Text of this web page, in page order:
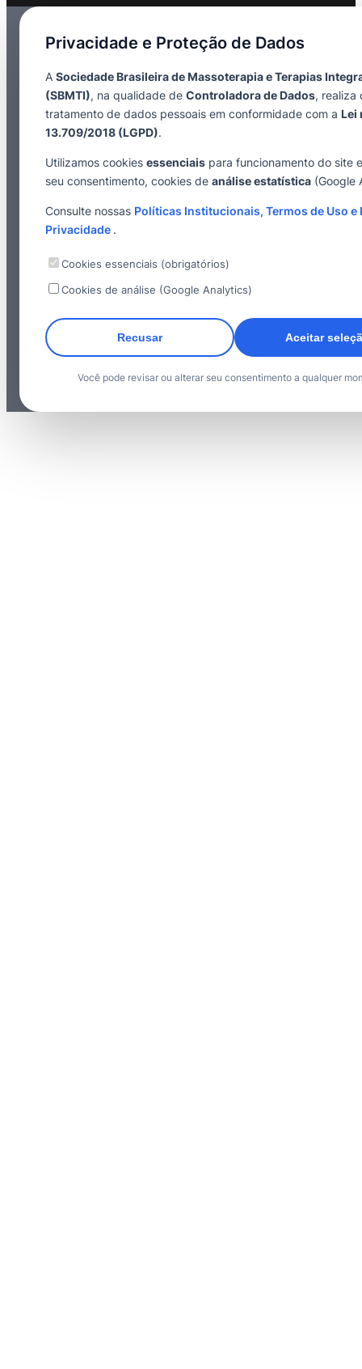
Privacidade e Proteção de Dados
A Sociedade Brasileira de Massoterapia e Terapias
(SBMTI), na qualidade de Controladora de Dados, realiza
tratamento de dados pessoais em conformidade com a Lei
13.709/2018 (LGPD).
Utilizamos cookies essenciais para funcionamento do site
seu consentimento, cookies de análise estatística (Google
Consulte nossas Políticas Institucionais, Termos de Uso e
Privacidade .
Cookies essenciais (obrigatórios)
Cookies de análise (Google Analytics)
Recusar Aceitar
Você pode revisar ou alterar seu consentimento a qualquer